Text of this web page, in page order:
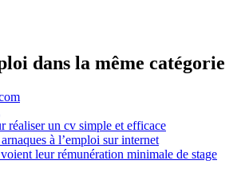
dans la même catégorie
réaliser un cv simple et efficace
à l’emploi sur internet
leur rémunération minimale de stage